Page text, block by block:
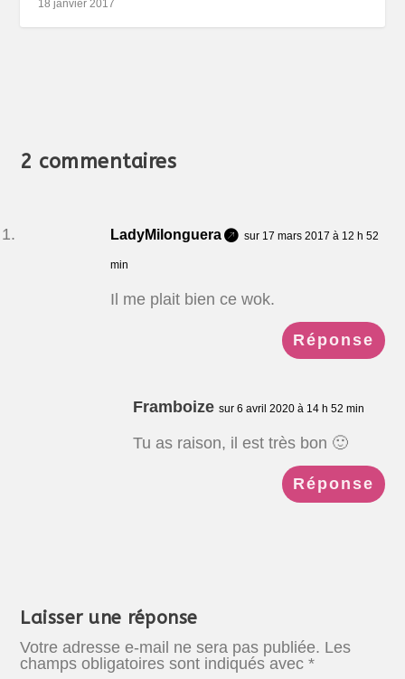
18 janvier 2017
2 commentaires
LadyMilonguera sur 17 mars 2017 à 12 h 52
min
Il me plait bien ce wok.
Réponse
Framboize sur 6 avril 2020 à 14 h 52 min
Tu as raison, il est très bon 🙂
Réponse
Laisser une réponse
Votre adresse e-mail ne sera pas publiée. Les
champs obligatoires sont indiqués avec*